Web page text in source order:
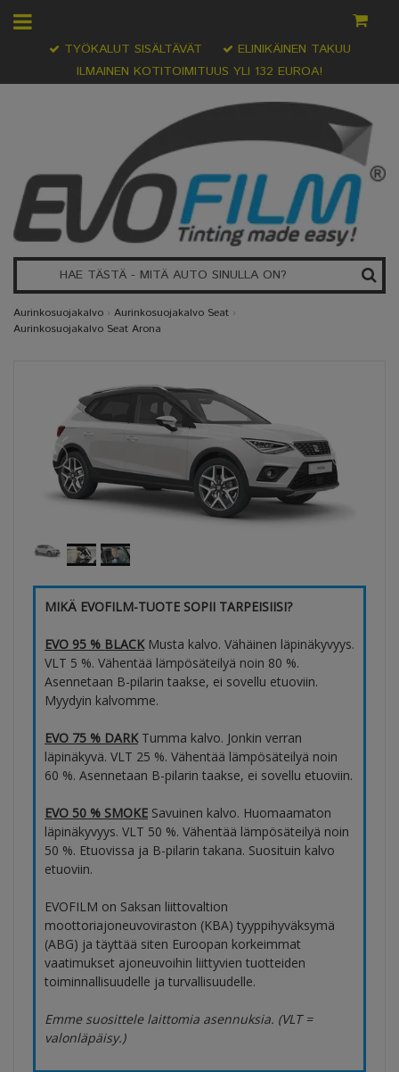
ILMAINEN KOTITOIMITUUS YLI 132 EUROA!
TYÖKALUT SISÄLTÄVÄT ELINIKÄINEN TAKUU
Aurinkosuojakalvo › Aurinkosuojakalvo Seat ›
Aurinkosuojakalvo Seat Arona
MIKÄ EVOFILM-TUOTE SOPII TARPEISIISI?
EVO 95 % BLACKMusta kalvo. Vähäinen läpinäkyvyys.
VLT 5 %. Vähentää lämpösäteilyä noin 80 %.
Asennetaan B-pilarin taakse, ei sovellu etuoviin.
Myydyin kalvomme.
EVO 75 % DARKTumma kalvo. Jonkin verran
läpinäkyvä. VLT 25 %. Vähentää lämpösäteilyä noin
60 %. Asennetaan B-pilarin taakse, ei sovellu etuoviin.
EVO 50 % SMOKE Savuinen kalvo. Huomaamaton
läpinäkyvyys. VLT 50 %. Vähentää lämpösäteilyä noin
50 %. Etuovissa ja B-pilarin takana. Suosituin kalvo
etuoviin.
EVOFILM on Saksan liittovaltion
moottoriajoneuvoviraston (KBA) tyyppihyväksymä
(ABG) ja täyttää siten Euroopan korkeimmat
vaatimukset ajoneuvoihin liittyvien tuotteiden
toiminnallisuudelle ja turvallisuudelle.
Emme suosittele laittomia asennuksia. (VLT =
valonläpäisy.)